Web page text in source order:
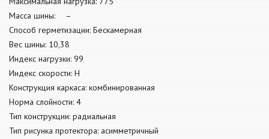
Масса шины: –
Способ герметизации: Бескамерная
Вес шины: 10,38
Индекс нагрузки: 99
Индекс скорости: H
Конструкция каркаса: комбинированная
Норма слойности: 4
Тип конструкции: радиальная
Тип рисунка протектора: асимметричный